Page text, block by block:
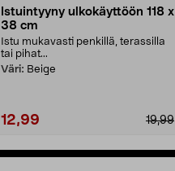
Istuintyyny ulkokäyttöön 118 x
38 cm
Istu mukavasti penkillä, terassilla
tai pihat...
Väri: Beige
12,99 19,99